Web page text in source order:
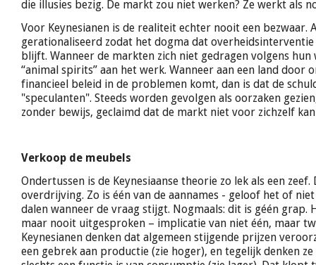
die illusies bezig. De markt zou niet werken? Ze werkt als
Voor Keynesianen is de realiteit echter nooit een bezwaar.
gerationaliseerd zodat het dogma dat
blijft. Wanneer de markten zich niet gedragen volgens hun
“animal spirits” aan het werk. Wanneer aan een land door
financieel beleid in de problemen komt, dan is dat de
"speculanten". Steeds worden gevolgen als oorzaken
zonder bewijs, geclaimd dat de markt niet voor zichzelf
Verkoop de meubels
Ondertussen is de Keynesiaanse theorie zo lek als een zeef.
overdrijving. Zo is één van de aannames - geloof het of
dalen wanneer de vraag stijgt. Nogmaals: dit is géén grap.
maar nooit uitgesproken – implicatie van niet één, maar
Keynesianen denken dat algemeen stijgende prijzen
een gebrek aan productie (zie hoger), en tegelijk denken